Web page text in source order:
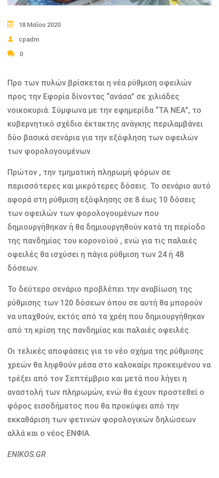
18 Μαΐου 2020
cpadm
0
Προ των πυλών βρίσκεται η νέα ρύθμιση οφειλών
προς την Εφορία δίνοντας “ανάσα” σε χιλιάδες
νοικοκυριά. Σύμφωνα με την εφημερίδα “ΤΑ ΝΕΑ”, το
κυβερνητικό σχέδιο έκτακτης ανάγκης περιλαμβάνει
δύο βασικά σενάρια για την εξόφληση των οφειλών
των φορολογουμένων.
Πρώτον , την τμηματική πληρωμή φόρων σε
περισσότερες και μικρότερες δόσεις. Το σενάριο αυτό
αφορά στη ρύθμιση εξόφλησης σε 8 έως 10 δόσεις
των οφειλών των φορολογουμένων που
δημιουργήθηκαν ή θα δημιουργηθούν κατά τη περίοδο
της πανδημίας του κορονοϊού , ενώ για τις παλαιές
οφειλές θα ισχύσει η πάγια ρύθμιση των 24 ή 48
δόσεων.
Το δεύτερο σενάριο προβλέπει την αναβίωση της
ρύθμισης των 120 δόσεων όπου σε αυτή θα μπορούν
να υπαχθούν, εκτός από τα χρέη που δημιουργήθηκαν
από τη κρίση της πανδημίας και παλαιές οφειλές.
Οι τελικές αποφάσεις για το νέο σχήμα της ρύθμισης
χρεών θα ληφθούν μέσα στο καλοκαίρι προκειμένου να
τρέξει από τον Σεπτέμβριο και μετά που λήγει η
αναστολή των πληρωμών, ενώ θα έχουν προστεθεί ο
φόρος εισοδήματος που θα προκύψει από την
εκκαθάριση των φετινών φορολογικών δηλώσεων
αλλά και ο νέος ΕΝΦΙΑ.
ENIKOS.GR